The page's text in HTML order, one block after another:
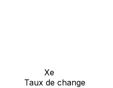
Xe
Taux de change